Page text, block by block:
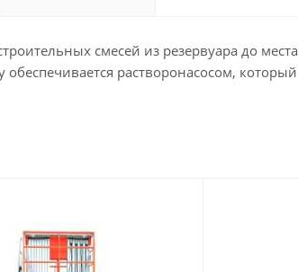
смесей из резервуара до
растворонасосом,